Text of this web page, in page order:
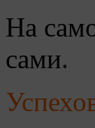
На
сами.